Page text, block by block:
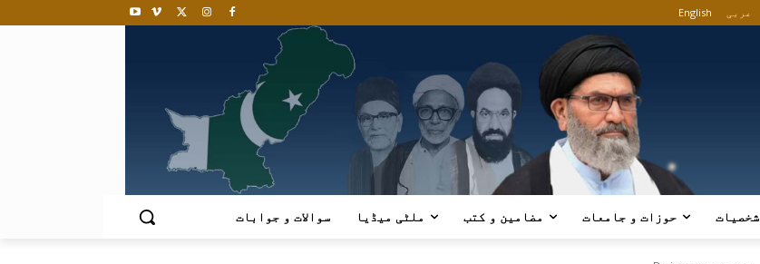
English عربی
شخصیات حوزات و جامعات مضامین و کتب ملٹی میڈیا سوالات و جوابات